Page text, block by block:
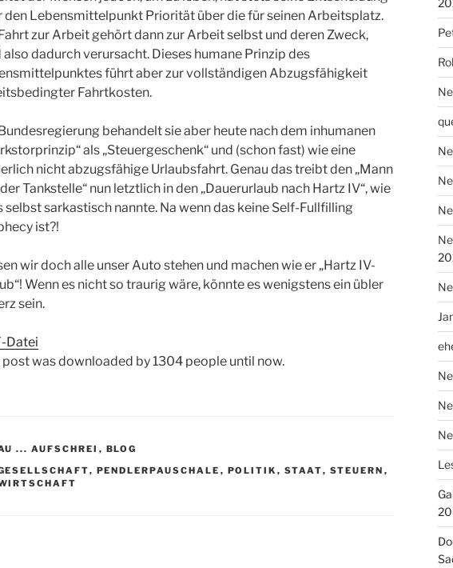
den Lebensmittelpunkt Priorität über die für seinen Arbeitsplatz.
zur Arbeit gehört dann zur Arbeit selbst und deren Zweck,
also dadurch verursacht. Dieses humane Prinzip des
führt aber zur vollständigen Abzugsfähigkeit
Fahrtkosten.
behandelt sie aber heute nach dem inhumanen
als „Steuergeschenk“ und (schon fast) wie eine
nicht abzugsfähige Urlaubsfahrt. Genau das treibt den „Mann
Tankstelle“ nun letztlich in den „Dauerurlaub nach Hartz IV“, wie
selbst sarkastisch nannte. Na wenn das keine Self-Fullfilling
ist?!
wir doch alle unser Auto stehen und machen wie er „Hartz IV-
Wenn es nicht so traurig wäre, könnte es wenigstens ein übler
sein.
Datei
post was downloaded by 1304 people until now.
... AUFSCHREI , BLOG
, PENDLERPAUSCHALE , POLITIK , STAAT, STEUERN ,